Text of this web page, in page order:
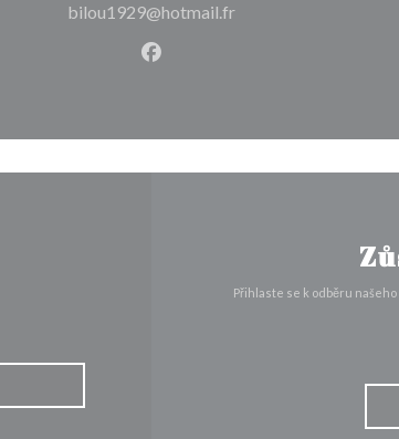
bilou1929@hotmail.fr
Facebook ((otevře se v
Přihlaste se k odběru